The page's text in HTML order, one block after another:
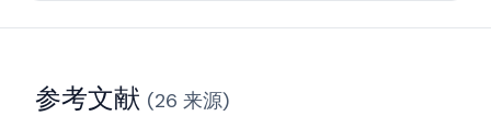
参考文献 (26 来源)